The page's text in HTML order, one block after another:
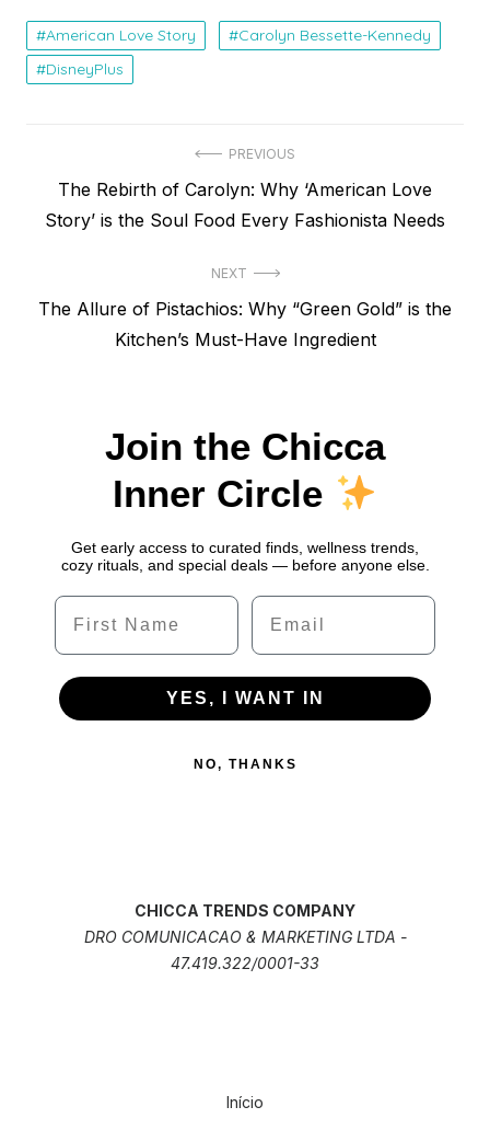
American Love Story
Carolyn Bessette-Kennedy
DisneyPlus
PREVIOUS
Previous
post:
The Rebirth of Carolyn: Why ‘American Love
Story’ is the Soul Food Every Fashionista Needs
NEXT
Next
The Allure of Pistachios: Why “Green Gold” is the
Kitchen’s Must-Have Ingredient
Join the Chicca
Inner Circle
Get early access to curated finds, wellness trends,
cozy rituals, and special deals — before anyone else.
Name Email
YES, I WANT IN
NO, THANKS
CHICCA TRENDS COMPANY
DRO COMUNICACAO & MARKETING LTDA -
47.419.322/0001-33
Início